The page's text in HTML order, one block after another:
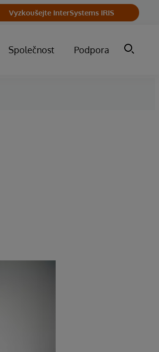
Vyzkoušejte InterSystems IRIS
Společnost Podpora